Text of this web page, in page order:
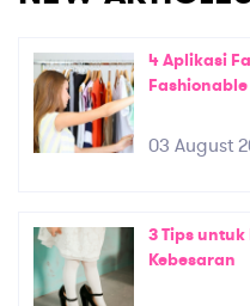
4 Aplikasi
Fashionable
03 August
3 Tips
Kebesaran